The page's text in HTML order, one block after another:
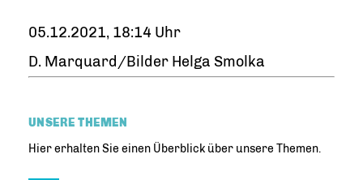
05.12.2021, 18:14 Uhr
D. Marquard/Bilder Helga Smolka
UNSERE THEMEN
Hier erhalten Sie einen Überblick über unsere Themen.